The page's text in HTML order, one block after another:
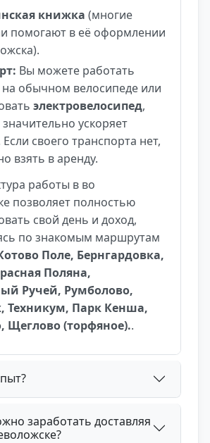
книжка (многие
помогают в её оформлении
Вы можете работать
обычном велосипеде или
электровелосипед,
ускоряет
своего транспорта нет,
взять в аренду.
работы в во
позволяет полностью
свой день и доход,
по знакомым маршрутам
Поле, Бернгардовка,
Поляна,
Ручей, Румболово,
Техникум, Парк Кенша,
Щеглово (торфяное)..
заработать доставляя